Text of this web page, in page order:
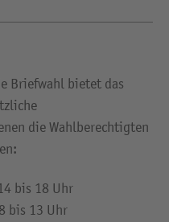
Briefwahl bietet das
die Wahlberechtigten
bis 18 Uhr
bis 13 Uhr